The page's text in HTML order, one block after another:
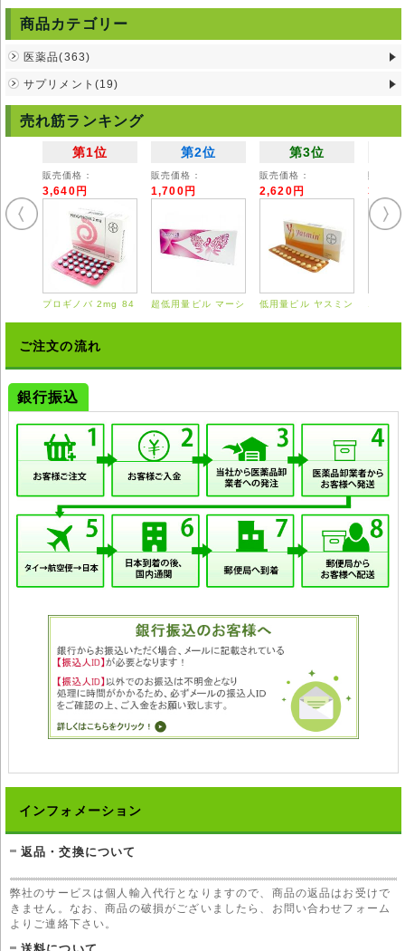
◆弊社ではどのような責任も受けかねますのでご了承ください。
商品カテゴリー
医薬品(363)
サプリメント(19)
売れ筋ランキング
第1位
販売価格：
3,640円
プロギノバ 2mg 84
第2位
販売価格：
1,700円
超低用量ピル マーシ
第3位
販売価格：
2,620円
低用量ピル ヤスミン
3,550
ご注文の流れ
銀行振込
インフォメーション
返品・交換について
弊社のサービスは個人輸入代行となりますので、商品の返品はお受けで
きません。なお、商品の破損がございましたら、お問い合わせフォーム
よりご連絡下さい。